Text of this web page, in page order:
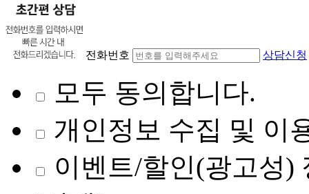
전화번호 상담신청
모두 동의합니다.
개인정보 수집 및 이
이벤트/할인(광고성)